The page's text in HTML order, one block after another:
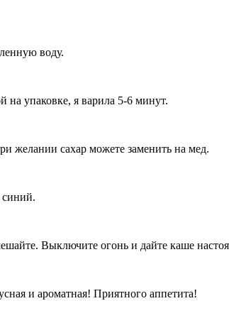
воду.
на упаковке, я варила 5-6 минут.
желании сахар можете заменить на мед.
Выключите огонь и дайте каше
и ароматная! Приятного аппетита!